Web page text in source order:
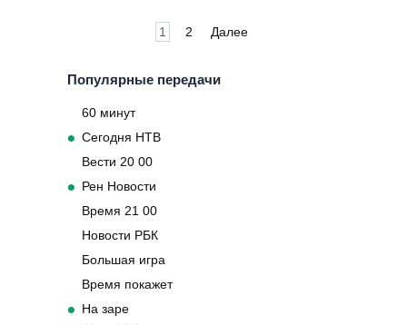
1 2 Далее
Популярные передачи
60 минут
Сегодня НТВ
Вести 20 00
Рен Новости
Время 21 00
Новости РБК
Большая игра
Время покажет
На заре